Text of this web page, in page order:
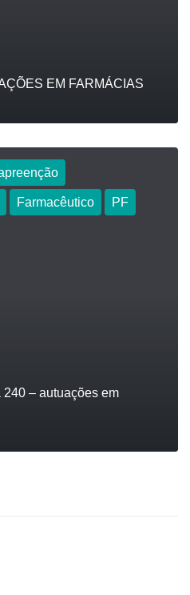
EM FARMÁCIAS
Farmacêutico PF
– autuações em